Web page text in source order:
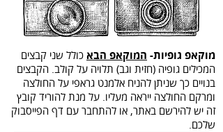
מוקאפ גופיות- המוקאפ הבא כולל שני קבצים
המכילים גופיה (חזית וגב) תלויה על קולב. הקבצים
בנויים כך שניתן להניח אלמנט גראפי על החולצה
ומרקם החולצה ייראה מעליו. על מנת להוריד קובץ
זה יש להירשם באתר, או להתחבר עם דף הפייסבוק
שלכם.